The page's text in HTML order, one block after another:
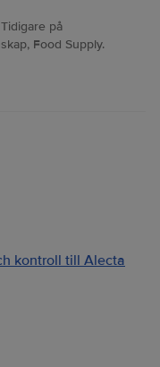
på
Food Supply.
kontroll till Alecta